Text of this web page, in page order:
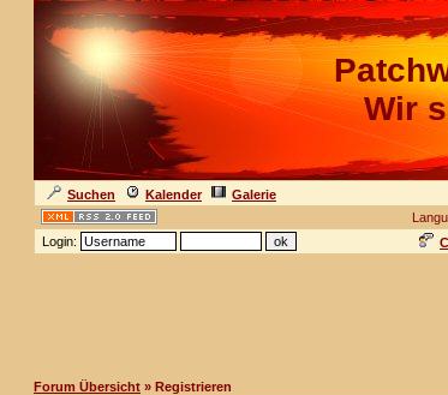
Wir
Suchen Kalender Galerie
Login:
Forum Übersicht » Registrieren